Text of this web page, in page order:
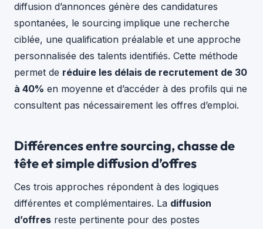
diffusion d’annonces génère des candidatures
spontanées, le sourcing implique une recherche
ciblée, une qualification préalable et une approche
personnalisée des talents identifiés. Cette méthode
permet de réduire les délais de recrutement de 30
à 40% en moyenne et d’accéder à des profils qui ne
consultent pas nécessairement les offres d’emploi.
Différences entre sourcing, chasse de
tête et simple diffusion d’offres
Ces trois approches répondent à des logiques
différentes et complémentaires. La diffusion
d’offres reste pertinente pour des postes